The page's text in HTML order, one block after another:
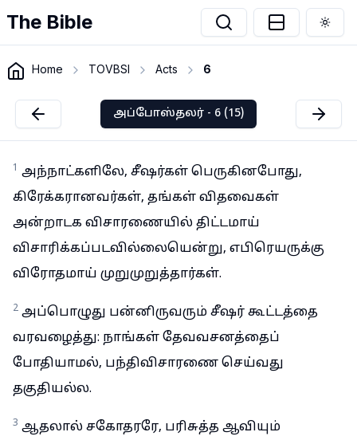
The Bible
Home TOVBSI Acts 6
அப்போஸ்தலர் - 6 (15)
1 அந்நாட்களிலே, சீஷர்கள் பெருகினபோது,
கிரேக்கரானவர்கள், தங்கள் விதவைகள்
அன்றாடக விசாரணையில் திட்டமாய்
விசாரிக்கப்படவில்லையென்று, எபிரெயருக்கு
விரோதமாய் முறுமுறுத்தார்கள்.
2 அப்பொழுது பன்னிருவரும் சீஷர் கூட்டத்தை
வரவழைத்து: நாங்கள் தேவவசனத்தைப்
போதியாமல், பந்திவிசாரணை செய்வது
தகுதியல்ல.
3 ஆதலால் சகோதரரே, பரிசுத்த ஆவியும்